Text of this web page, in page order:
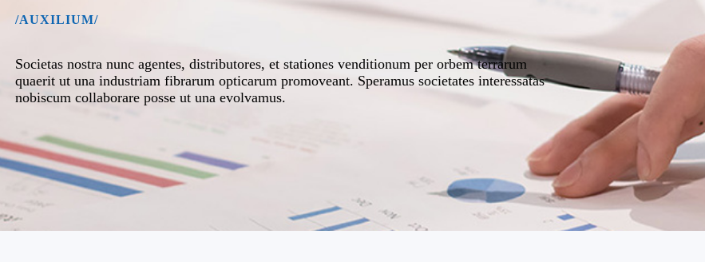
/AUXILIUM/
Societas nostra nunc agentes, distributores, et stationes venditionum per orbem terrarum
quaerit ut una industriam fibrarum opticarum promoveant. Speramus societates interessatas
nobiscum collaborare posse ut una evolvamus.